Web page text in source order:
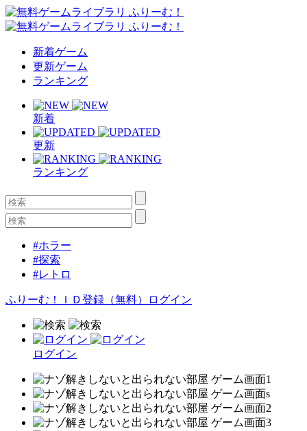
新着ゲーム
更新ゲーム
ランキング
新着
更新
ランキング
#ホラー
#探索
#レトロ
ふりーむ！ＩＤ登録（無料） ログイン
ログイン